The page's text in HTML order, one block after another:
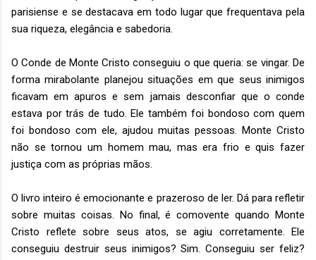
parisiense e se destacava em todo lugar que frequentava pela
sua riqueza, elegância e sabedoria.
O Conde de Monte Cristo conseguiu o que queria: se vingar. De
forma mirabolante planejou situações em que seus inimigos
ficavam em apuros e sem jamais desconfiar que o conde
estava por trás de tudo. Ele também foi bondoso com quem
foi bondoso com ele, ajudou muitas pessoas. Monte Cristo
não se tornou um homem mau, mas era frio e quis fazer
justiça com as próprias mãos.
O livro inteiro é emocionante e prazeroso de ler. Dá para refletir
sobre muitas coisas. No final, é comovente quando Monte
Cristo reflete sobre seus atos, se agiu corretamente. Ele
conseguiu destruir seus inimigos? Sim. Conseguiu ser feliz?